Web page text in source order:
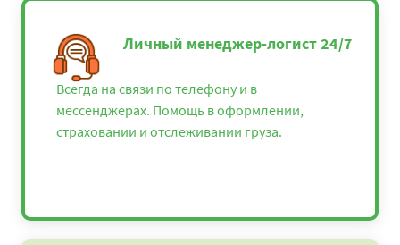
Личный менеджер-логист 24/7
Всегда на связи по телефону и в
мессенджерах. Помощь в оформлении,
страховании и отслеживании груза.